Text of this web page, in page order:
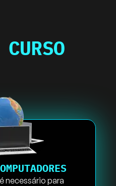
CURSO
necessário para